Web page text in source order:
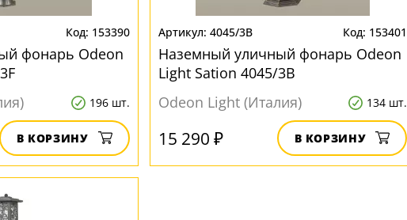
153390
фонарь Odeon
196 шт.
В КОРЗИНУ
4045/3B 153401
Наземный уличный фонарь Odeon
Light Sation 4045/3B
Odeon Light (Италия)
134 шт.
15 290 ₽ В КОРЗИНУ